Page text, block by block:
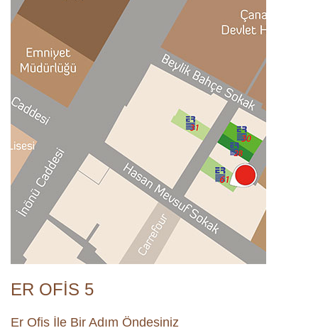
ER OFİS 5
Er Ofis İle Bir Adım Öndesiniz